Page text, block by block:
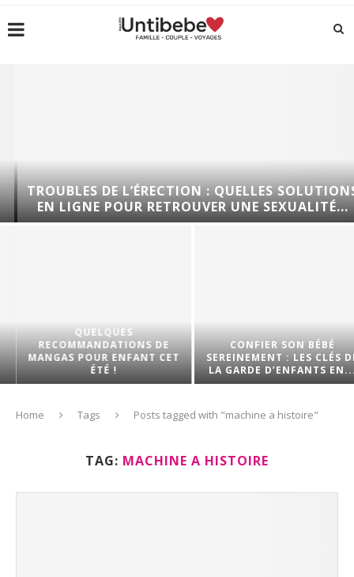
TROUBLES DE L’ÉRECTION : QUELLES SOLUTIONS
EN LIGNE POUR RETROUVER UNE SEXUALITÉ...
QUELQUES
RECOMMANDATIONS DE
MANGAS POUR ENFANT CET
ÉTÉ !
CONFIER SON BÉBÉ
SEREINEMENT : LES CLÉS DE
LA GARDE D’ENFANTS EN...
Home Tags Posts tagged with "machine a histoire"
TAG: MACHINE A HISTOIRE